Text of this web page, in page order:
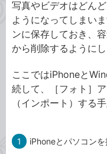
写真やビデオはどん
ようになってしまい
ンに保存しておき、
から削除するようにし
ここではiPhoneと
続して、［フォト］
（インポート）する
1 iPhoneとパソコンを